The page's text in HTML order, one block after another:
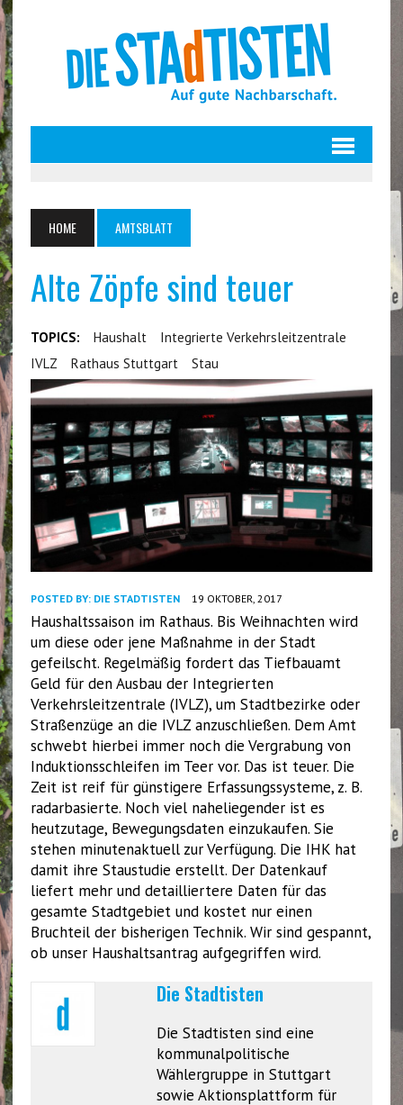
HOME AMTSBLATT
Alte Zöpfe sind teuer
TOPICS: Haushalt
Integrierte Verkehrsleitzentrale
IVLZ
Rathaus Stuttgart Stau
POSTED BY: DIE STADTISTEN 19 OKTOBER, 2017
Haushaltssaison im Rathaus. Bis Weihnachten wird
um diese oder jene Maßnahme in der Stadt
gefeilscht. Regelmäßig fordert das Tiefbauamt
Geld für den Ausbau der Integrierten
Verkehrsleitzentrale (IVLZ), um Stadtbezirke oder
Straßenzüge an die IVLZ anzuschließen. Dem Amt
schwebt hierbei immer noch die Vergrabung von
Induktionsschleifen im Teer vor. Das ist teuer. Die
Zeit ist reif für günstigere Erfassungssysteme, z. B.
radarbasierte. Noch viel naheliegender ist es
heutzutage, Bewegungsdaten einzukaufen. Sie
stehen minutenaktuell zur Verfügung. Die IHK hat
damit ihre Staustudie erstellt. Der Datenkauf
liefert mehr und detailliertere Daten für das
gesamte Stadtgebiet und kostet nur einen
Bruchteil der bisherigen Technik. Wir sind gespannt,
ob unser Haushaltsantrag aufgegriffen wird.
Die Stadtisten
Die Stadtisten sind eine
kommunalpolitische
Wählergruppe in Stuttgart
sowie Aktionsplattform für